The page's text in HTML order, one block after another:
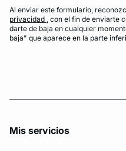
Al enviar este formulario,
privacidad , con el fin de enviarte
darte de baja en cualquier
baja" que aparece en la parte
Mis servicios